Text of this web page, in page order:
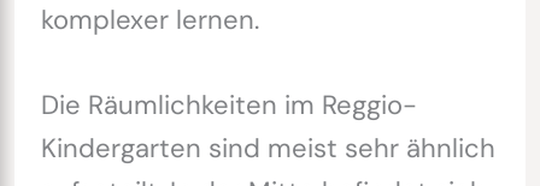
komplexer lernen.
Die Räumlichkeiten im Reggio-
Kindergarten sind meist sehr ähnlich